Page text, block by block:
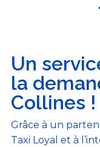
Un
la
Collines !
Grâce à un
Taxi Loyal et à